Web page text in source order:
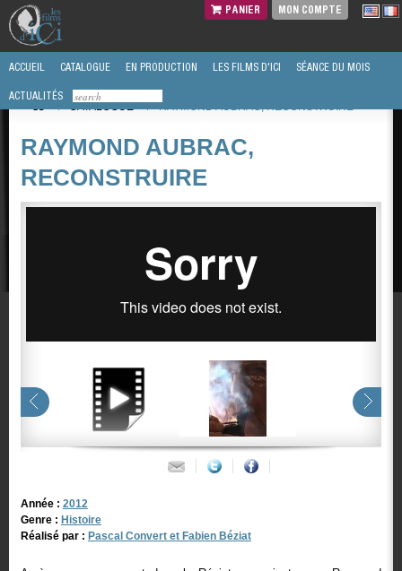
PANIER MON COMPTE
ACCUEIL CATALOGUE EN PRODUCTION LES FILMS D'ICI SÉANCE DU MOIS
ACTUALITÉS
/
CATALOGUE / RAYMOND AUBRAC, RECONSTRUIRE
RAYMOND AUBRAC,
RECONSTRUIRE
Année : 2012
Genre : Histoire
Réalisé par : Pascal Convert et Fabien Béziat